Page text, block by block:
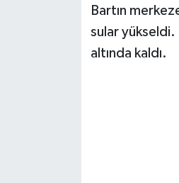
Bartın
sular yükseldi.
altında kaldı.